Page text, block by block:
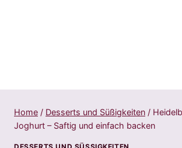
Home / Desserts und Süßigkeiten /
Joghurt – Saftig und einfach backen